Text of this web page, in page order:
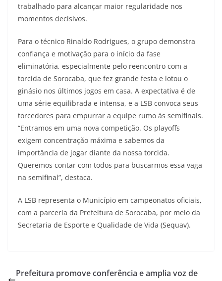
trabalhado para alcançar maior regularidade nos
momentos decisivos.
Para o técnico Rinaldo Rodrigues, o grupo demonstra
confiança e motivação para o início da fase
eliminatória, especialmente pelo reencontro com a
torcida de Sorocaba, que fez grande festa e lotou o
ginásio nos últimos jogos em casa. A expectativa é de
uma série equilibrada e intensa, e a LSB convoca seus
torcedores para empurrar a equipe rumo às semifinais.
“Entramos em uma nova competição. Os playoffs
exigem concentração máxima e sabemos da
importância de jogar diante da nossa torcida.
Queremos contar com todos para buscarmos essa vaga
na semifinal”, destaca.
A LSB representa o Município em campeonatos oficiais,
com a parceria da Prefeitura de Sorocaba, por meio da
Secretaria de Esporte e Qualidade de Vida (Sequav).
Prefeitura promove conferência e amplia voz de